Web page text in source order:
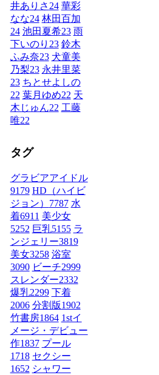
井ありさ 24 華彩
なな24 林田百加
24 池田夏希23 雨
下いのり 23 鈴木
ふみ奈23 犬童美
乃梨23 永井里菜
23 ちとせよしの
22 葉月ゆめ22 天
木じゅん22 工藤
唯22
タグ
グラビアアイドル
9179 HD（ハイビ
ジョン） 7787 水
着6911 美少女
5252 巨乳5155 ラ
ンジェリー3819
美女3258 浴室
3090 ビーチ2999
スレンダー2332
爆乳2299 下着
2006 分割版1902
竹書房1864 1stイ
メージ・デビュー
作1837 プール
1718 セクシー
1652 シャワー